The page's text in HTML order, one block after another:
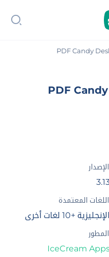
PDF Candy
PDF
الإصدار
اللغات المعتمدة
الإنجليزية +10 لغات أخرى
المطور
IceCream